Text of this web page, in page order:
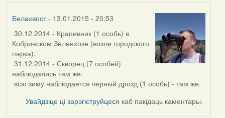
Белахвост- 13.01.2015 - 20:53
30.12.2014 - Крапивник (1 особь) в
Кобринском Зеленхозе (возле городского
парка).
31.12.2014 - Скворец (7 особей)
наблюдались там же.
всю зиму наблюдается черный дрозд (1 особь) - там же.
Увайдзіце цізарэгіструйцеся каб пакідаць каментары.